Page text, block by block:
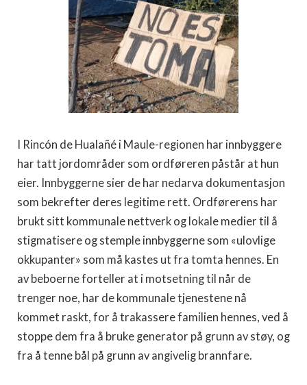
I Rincón de Hualañé i Maule-regionen har innbyggere
har tatt jordområder som ordføreren påstår at hun
eier. Innbyggerne sier de har nedarva dokumentasjon
som bekrefter deres legitime rett. Ordførerens har
brukt sitt kommunale nettverk og lokale medier til å
stigmatisere og stemple innbyggerne som «ulovlige
okkupanter» som må kastes ut fra tomta hennes. En
av beboerne forteller at i motsetning til når de
trenger noe, har de kommunale tjenestene nå
kommet raskt, for å trakassere familien hennes, ved å
stoppe dem fra å bruke generator på grunn av støy, og
fra å tenne bål på grunn av angivelig brannfare.